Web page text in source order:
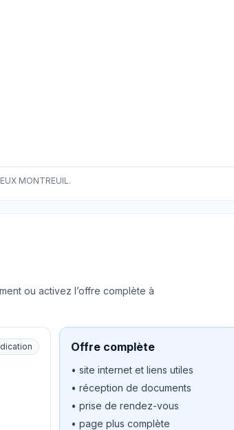
MONTREUIL.
ou activez l’offre complète à
Offre complète
• site internet et liens utiles
• réception de documents
• prise de rendez-vous
• page plus complète